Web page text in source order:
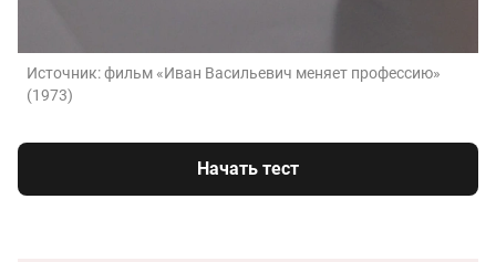
Источник:фильм «Иван Васильевич меняет профессию»
(1973)
Начать тест